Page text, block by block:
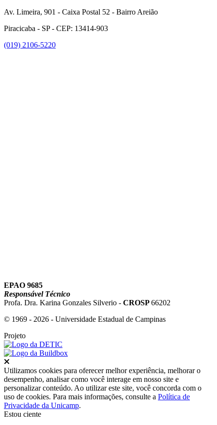
Av. Limeira, 901 - Caixa Postal 52 - Bairro Areião
Piracicaba - SP - CEP: 13414-903
(019) 2106-5220
EPAO 9685
Responsável Técnico
Profa. Dra. Karina Gonzales Silverio - CROSP66202
© 1969 - 2026 - Universidade Estadual de Campinas
Projeto
Utilizamos cookies para oferecer melhor experiência, melhorar o
desempenho, analisar como você interage em nosso site e
personalizar conteúdo. Ao utilizar este site, você concorda com o
uso de cookies. Para mais informações, consulte a Política de
Privacidade da Unicamp.
Estou ciente